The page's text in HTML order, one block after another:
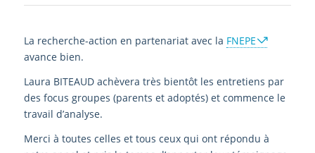
La recherche-action en partenariat avec la FNEPE
avance bien.
Laura BITEAUD achèvera très bientôt les entretiens par
des focus groupes (parents et adoptés) et commence le
travail d’analyse.
Merci à toutes celles et tous ceux qui ont répondu à